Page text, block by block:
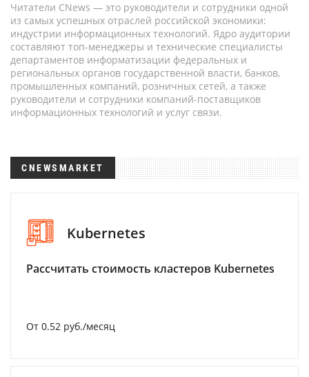
Читатели CNews — это руководители и сотрудники одной
из самых успешных отраслей российской экономики:
индустрии информационных технологий. Ядро аудитории
составляют топ-менеджеры и технические специалисты
департаментов информатизации федеральных и
региональных органов государственной власти, банков,
промышленных компаний, розничных сетей, а также
руководители и сотрудники компаний-поставщиков
информационных технологий и услуг связи.
CNEWSMARKET
Kubernetes
Рассчитать стоимость кластеров Kubernetes
От 0.52 руб./месяц